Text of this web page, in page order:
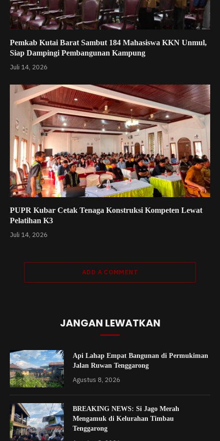
Pemkab Kutai Barat Sambut 184 Mahasiswa KKN Unmul,
Siap Dampingi Pembangunan Kampung
Juli 14, 2026
PUPR Kubar Cetak Tenaga Konstruksi Kompeten Lewat
Pelatihan K3
Juli 14, 2026
ADD A COMMENT
JANGAN LEWATKAN
Api Lahap Empat Bangunan di Permukiman
Jalan Ruwan Tenggarong
Agustus 8, 2026
BREAKING NEWS: Si Jago Merah
Mengamuk di Kelurahan Timbau
Tenggarong